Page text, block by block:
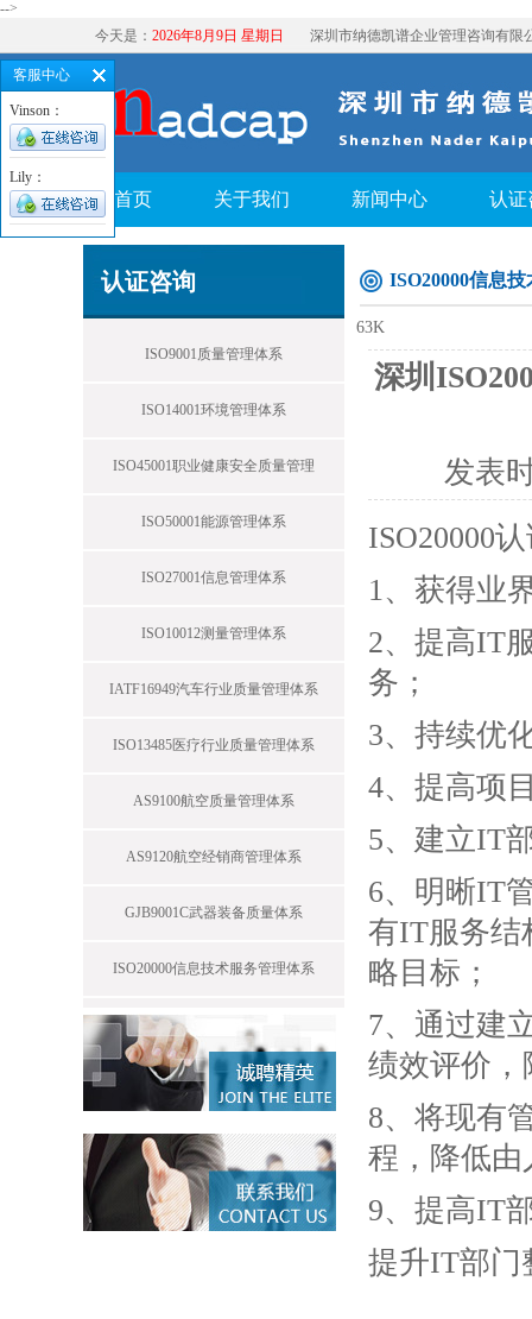
-->
今天是： 2026年8月9日 星期日 深圳市纳德凯谱企业管理咨询有限
首页 关于我们 新闻中心 认证
认证咨询
ISO9001质量管理体系
ISO14001环境管理体系
ISO45001职业健康安全质量管理
ISO50001能源管理体系
ISO27001信息管理体系
ISO10012测量管理体系
IATF16949汽车行业质量管理体系
ISO13485医疗行业质量管理体系
AS9100航空质量管理体系
AS9120航空经销商管理体系
GJB9001C武器装备质量体系
ISO20000信息技术服务管理体系
ISO20000信息
63K
深圳
发表
ISO20000
1、获得业
2、提高IT
务；
3、持续优
4、提高项
5、建立IT
6、明晰IT
有IT服务结
略目标；
7、通过建
绩效评价
8、将现有
程，降低
9、提高IT
提升IT部门
客服中心
Vinson：
Lily：